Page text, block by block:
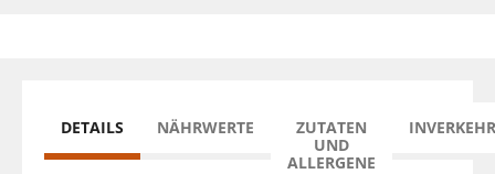
DETAILS NÄHRWERTE
ZUTATEN
UND
ALLERGENE